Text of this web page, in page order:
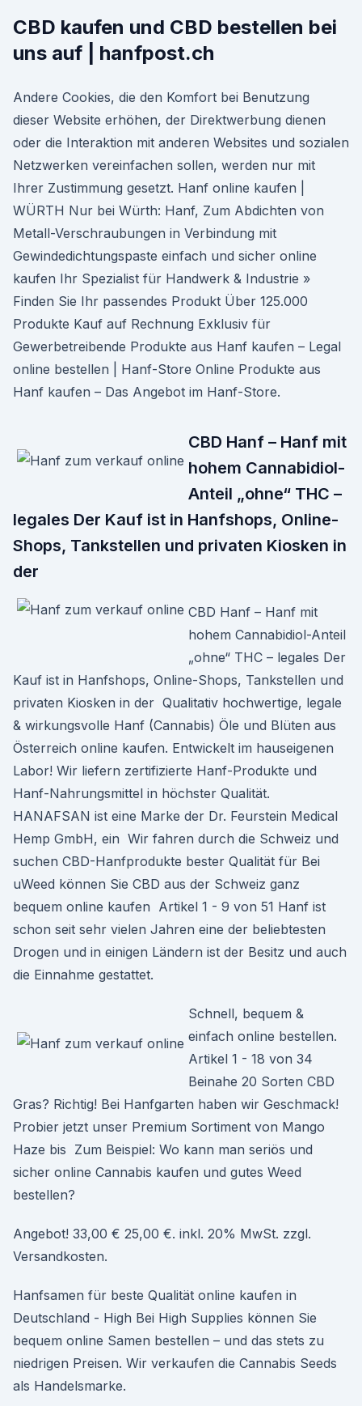
CBD kaufen und CBD bestellen bei
uns auf | hanfpost.ch
Andere Cookies, die den Komfort bei Benutzung
dieser Website erhöhen, der Direktwerbung dienen
oder die Interaktion mit anderen Websites und sozialen
Netzwerken vereinfachen sollen, werden nur mit
Ihrer Zustimmung gesetzt. Hanf online kaufen |
WÜRTH Nur bei Würth: Hanf, Zum Abdichten von
Metall-Verschraubungen in Verbindung mit
Gewindedichtungspaste einfach und sicher online
kaufen Ihr Spezialist für Handwerk & Industrie »
Finden Sie Ihr passendes Produkt Über 125.000
Produkte Kauf auf Rechnung Exklusiv für
Gewerbetreibende Produkte aus Hanf kaufen – Legal
online bestellen | Hanf-Store Online Produkte aus
Hanf kaufen – Das Angebot im Hanf-Store.
CBD Hanf – Hanf mit
hohem Cannabidiol-
Anteil „ohne“ THC –
legales Der Kauf ist in Hanfshops, Online-
Shops, Tankstellen und privaten Kiosken in
der
CBD Hanf – Hanf mit
hohem Cannabidiol-Anteil
„ohne“ THC – legales Der
Kauf ist in Hanfshops, Online-Shops, Tankstellen und
privaten Kiosken in der Qualitativ hochwertige, legale
& wirkungsvolle Hanf (Cannabis) Öle und Blüten aus
Österreich online kaufen. Entwickelt im hauseigenen
Labor! Wir liefern zertifizierte Hanf-Produkte und
Hanf-Nahrungsmittel in höchster Qualität.
HANAFSAN ist eine Marke der Dr. Feurstein Medical
Hemp GmbH, ein Wir fahren durch die Schweiz und
suchen CBD-Hanfprodukte bester Qualität für Bei
uWeed können Sie CBD aus der Schweiz ganz
bequem online kaufen Artikel 1 - 9 von 51 Hanf ist
schon seit sehr vielen Jahren eine der beliebtesten
Drogen und in einigen Ländern ist der Besitz und auch
die Einnahme gestattet.
Schnell, bequem &
einfach online bestellen.
Artikel 1 - 18 von 34
Beinahe 20 Sorten CBD
Gras? Richtig! Bei Hanfgarten haben wir Geschmack!
Probier jetzt unser Premium Sortiment von Mango
Haze bis Zum Beispiel: Wo kann man seriös und
sicher online Cannabis kaufen und gutes Weed
bestellen?
Angebot! 33,00 € 25,00 €. inkl. 20% MwSt. zzgl.
Versandkosten.
Hanfsamen für beste Qualität online kaufen in
Deutschland - High Bei High Supplies können Sie
bequem online Samen bestellen – und das stets zu
niedrigen Preisen. Wir verkaufen die Cannabis Seeds
als Handelsmarke.